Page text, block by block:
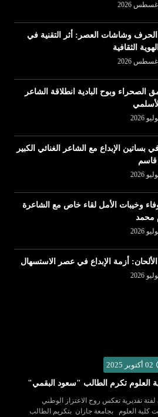
الحرف وشاشات العصر: أثر التقنية في
الثقافية
الصحراء وبوح البادية انطلاقة الشاعر
بساتين الإبداع مع الشاعر الغنائي الكبير
وخيبات الأمل لقاء خاص مع الشاعرة
محمد
أزمة الإبداع في عصر الاستسهال
02 أكتوبر 2025
العلوم تكرم الطالب "سعود البقمي"
تقديرية تعكس روح الاعتزاز الوطني
كلية العلوم بجامعة جازان بتكريم الطالب